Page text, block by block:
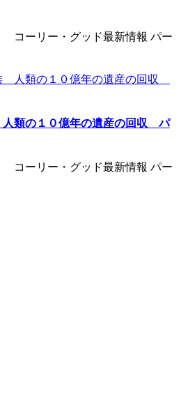
コーリー・グッド最新情報 パー
類の１０億年の遺産の回収 パ
コーリー・グッド最新情報 パー